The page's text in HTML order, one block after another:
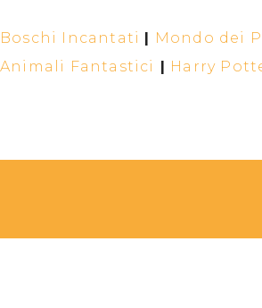
Boschi Incantati | Mondo dei
Animali Fantastici | Harry